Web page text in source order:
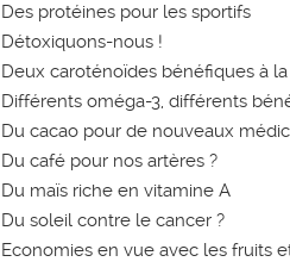
Des protéines pour les sportifs
Détoxiquons-nous !
Deux caroténoïdes bénéfiques à
Différents oméga-3, différents
Du cacao pour de nouveaux
Du café pour nos artères ?
Du maïs riche en vitamine A
Du soleil contre le cancer ?
Economies en vue avec les fruits